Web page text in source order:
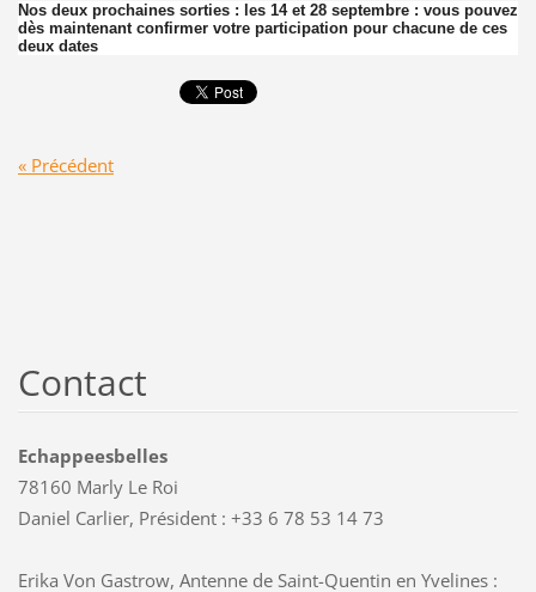
Nos deux prochaines sorties : les 14 et 28 septembre : vous pouvez
dès maintenant confirmer votre participation pour chacune de ces
deux dates
« Précédent
Contact
Echappeesbelles
78160 Marly Le Roi
Daniel Carlier, Président : +33 6 78 53 14 73
Erika Von Gastrow, Antenne de Saint-Quentin en Yvelines :